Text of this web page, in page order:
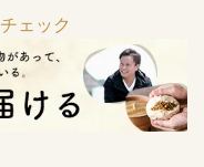
ェック